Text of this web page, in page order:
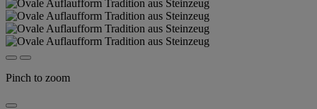
Pinch to zoom